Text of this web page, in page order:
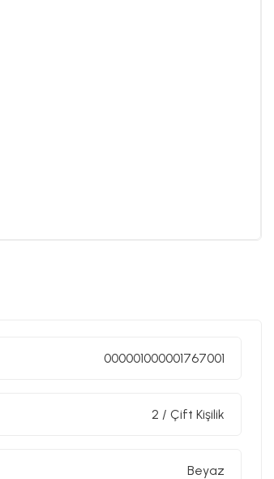
000001000001767001
2 / Çift Kişilik
Beyaz